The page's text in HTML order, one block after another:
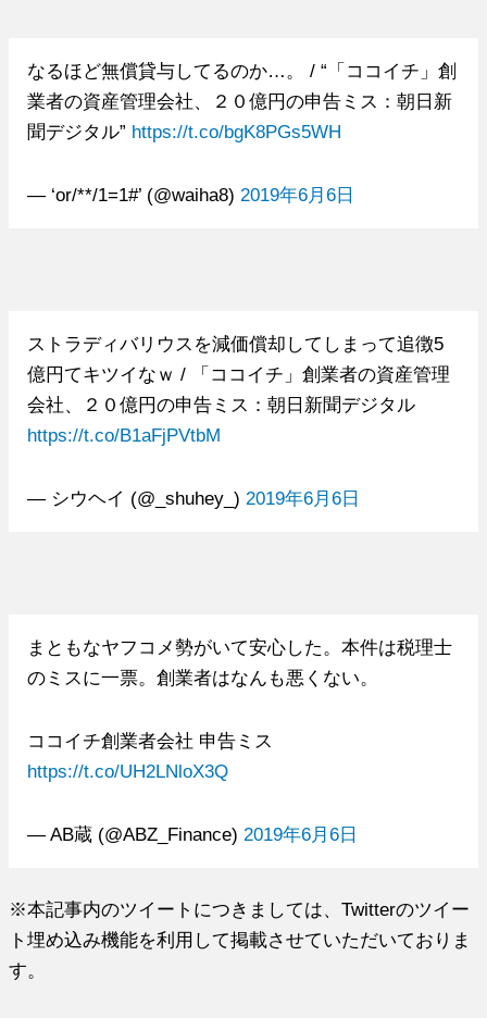
なるほど無償貸与してるのか…。 / “「ココイチ」創
業者の資産管理会社、２０億円の申告ミス：朝日新
聞デジタル” https://t.co/bgK8PGs5WH
— ‘or/**/1=1#’ (@waiha8) 2019年6月6日
ストラディバリウスを減価償却してしまって追徴5
億円てキツイなｗ / 「ココイチ」創業者の資産管理
会社、２０億円の申告ミス：朝日新聞デジタル
https://t.co/B1aFjPVtbM
— シウヘイ (@_shuhey_) 2019年6月6日
まともなヤフコメ勢がいて安心した。本件は税理士
のミスに一票。創業者はなんも悪くない。
ココイチ創業者会社 申告ミス
https://t.co/UH2LNloX3Q
— AB蔵 (@ABZ_Finance) 2019年6月6日
※本記事内のツイートにつきましては、Twitterのツイー
ト埋め込み機能を利用して掲載させていただいておりま
す。